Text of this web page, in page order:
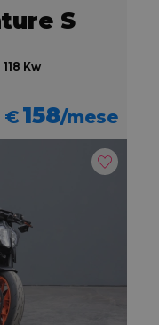
S
Kw
€158/mese